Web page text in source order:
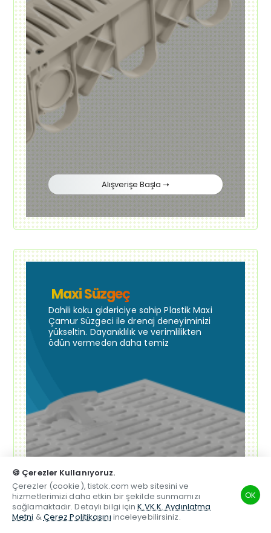
TSM Hesabım Whatsapp Telefon Beğenilen
🍪 Çerezler Kullanıyoruz.
Çerezler (cookie), tistok.com web sitesini ve
hizmetlerimizi daha etkin bir şekilde sunmamızı
sağlamaktadır. Detaylı bilgi içinK.VK.K. Aydınlatma
Metni &Çerez Politikasını inceleyebilirsiniz.
OK
Alışverişe Başla ➝
Maxi Süzgeç
Dahili koku gidericiye sahip Plastik Maxi
Çamur Süzgeci ile drenaj deneyiminizi
yükseltin. Dayanıklılık ve verimlilikten
ödün vermeden daha temiz